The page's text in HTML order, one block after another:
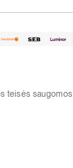
teisės saugomos